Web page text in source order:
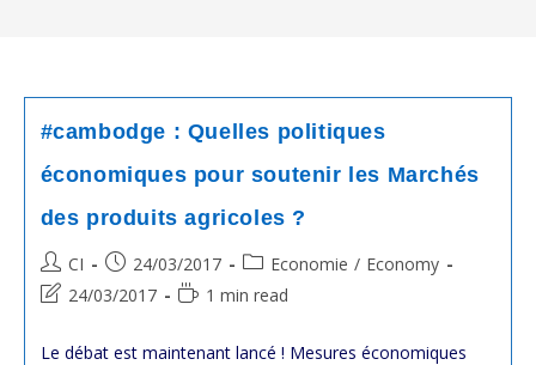
#cambodge : Quelles politiques
économiques pour soutenir les Marchés
des produits agricoles ?
Post
author:
CI
Post
published:
24/03/2017
Post
category:
Economie / Economy
Post
modified:
24/03/2017
Reading1 min read
Le débat est maintenant lancé ! Mesures économiques